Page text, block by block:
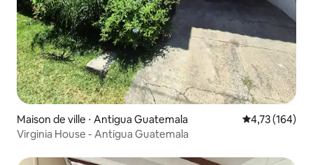
Maison de ville ⋅ Antigua Guatemala Évaluation
4,73 (164)
Virginia House - Antigua Guatemala